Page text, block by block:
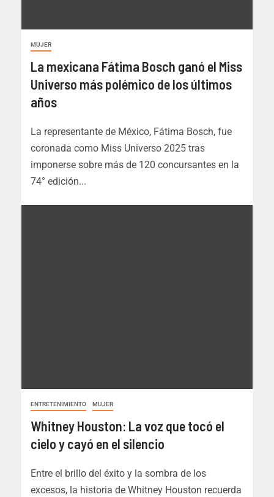
MUJER
La mexicana Fátima Bosch ganó el Miss
Universo más polémico de los últimos
años
La representante de México, Fátima Bosch, fue
coronada como Miss Universo 2025 tras
imponerse sobre más de 120 concursantes en la
74° edición...
ENTRETENIMIENTO MUJER
Whitney Houston: La voz que tocó el
cielo y cayó en el silencio
Entre el brillo del éxito y la sombra de los
excesos, la historia de Whitney Houston recuerda